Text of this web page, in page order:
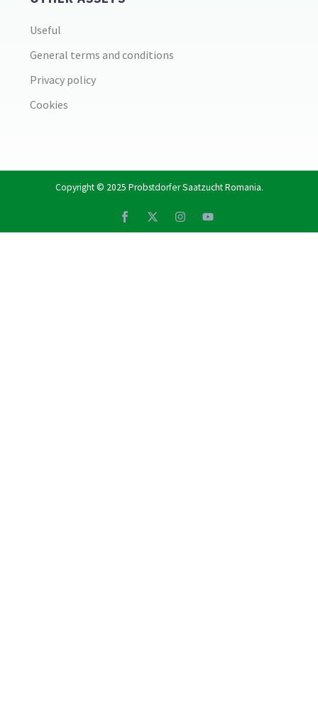
Useful
General terms and conditions
Privacy policy
Cookies
Copyright © 2025 Probstdorfer Saatzucht Romania.